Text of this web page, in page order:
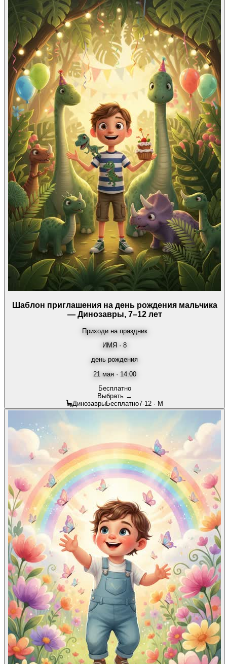
Шаблон приглашения на день рождения мальчика
— Динозавры, 7–12 лет
Приходи на праздник
ИМЯ · 8
день рождения
21 мая · 14:00
Бесплатно
Выбрать →
🦕ДинозаврыБесплатно7-12 · М